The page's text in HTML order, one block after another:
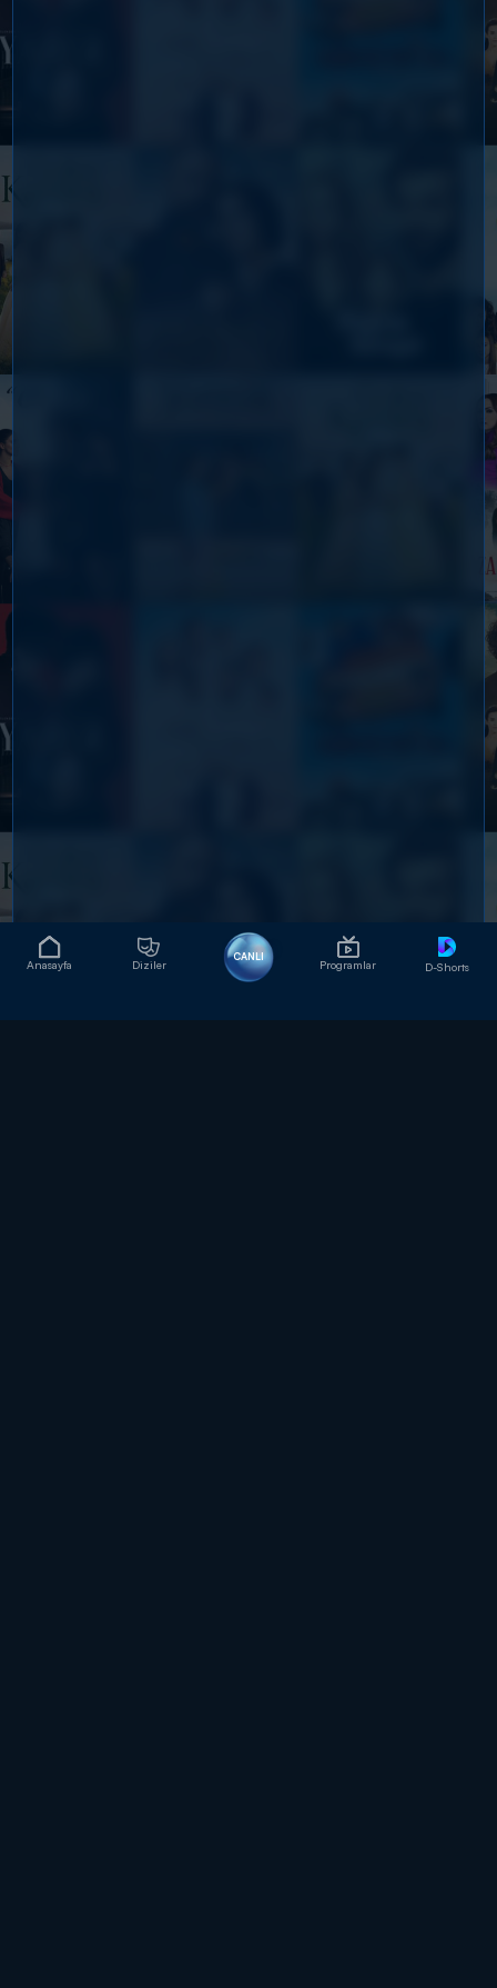
Anasayfa Diziler
CANLI
Programlar D-Shorts